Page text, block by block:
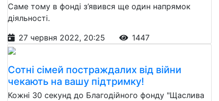
Саме тому в фонді з’явився ще один напрямок
діяльності.
27 червня 2022, 20:25
1447
Сотні сімей постраждалих від війни
чекають на вашу підтримку!
Кожні 30 секунд до Благодійного фонду "Щаслива